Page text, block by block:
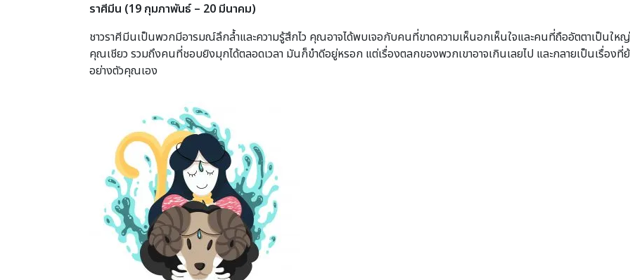
ราศีมีน (19 กุมภาพันธ์ – 20 มีนาคม)
ชาวราศีมีนเป็นพวกมีอารมณ์ลึกล้ำและความรู้สึกไว คุณอาจได้พบเจอกับคนที่ขาดความเห็นอกเห็นใจและคนที่ถืออัตตาเป็นใ
คุณเชียว รวมถึงคนที่ชอบยิงมุกได้ตลอดเวลา มันก็ขำดีอยู่หรอก แต่เรื่องตลกของพวกเขาอาจเกินเลยไป และกลายเป็นเรื่อง
อย่างตัวคุณเอง